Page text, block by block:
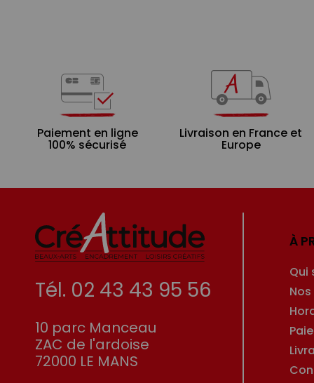
Paiement en ligne
100% sécurisé
Livraison en France et
Europe
Tél. 02 43 43 95 56
10 parc Manceau
ZAC de l'ardoise
72000 LE MANS
À
Qui